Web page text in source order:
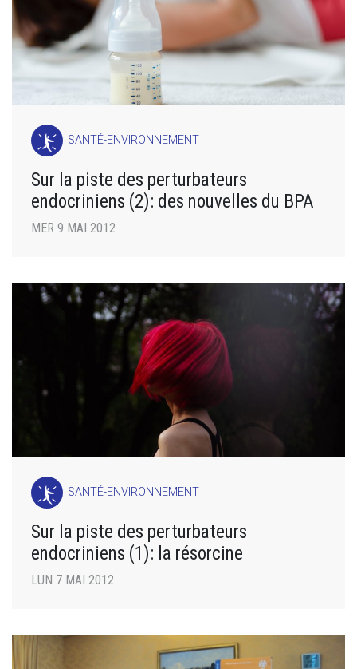
SANTÉ-ENVIRONNEMENT
Sur la piste des perturbateurs
endocriniens (2): des nouvelles du BPA
MER 9 MAI 2012
SANTÉ-ENVIRONNEMENT
Sur la piste des perturbateurs
endocriniens (1): la résorcine
LUN 7 MAI 2012